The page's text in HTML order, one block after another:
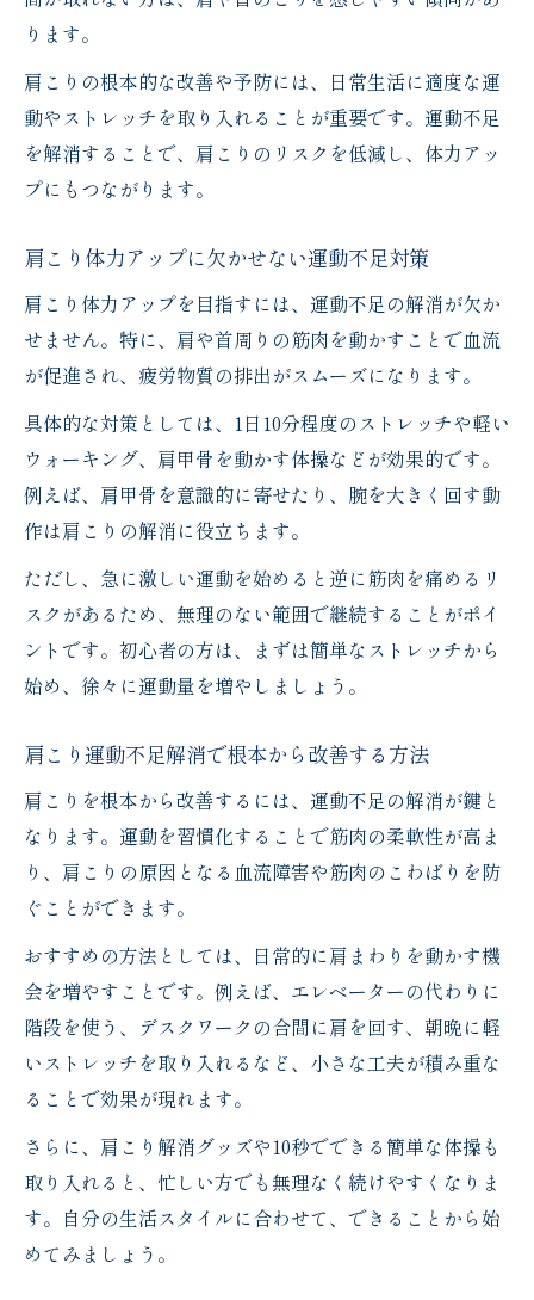
ります。
肩こりの根本的な改善や予防には、日常生活に適度な運
動やストレッチを取り入れることが重要です。運動不足
を解消することで、肩こりのリスクを低減し、体力アッ
プにもつながります。
肩こり体力アップに欠かせない運動不足対策
肩こり体力アップを目指すには、運動不足の解消が欠か
せません。特に、肩や首周りの筋肉を動かすことで血流
が促進され、疲労物質の排出がスムーズになります。
具体的な対策としては、1日10分程度のストレッチや軽い
ウォーキング、肩甲骨を動かす体操などが効果的です。
例えば、肩甲骨を意識的に寄せたり、腕を大きく回す動
作は肩こりの解消に役立ちます。
ただし、急に激しい運動を始めると逆に筋肉を痛めるリ
スクがあるため、無理のない範囲で継続することがポイ
ントです。初心者の方は、まずは簡単なストレッチから
始め、徐々に運動量を増やしましょう。
肩こり運動不足解消で根本から改善する方法
肩こりを根本から改善するには、運動不足の解消が鍵と
なります。運動を習慣化することで筋肉の柔軟性が高ま
り、肩こりの原因となる血流障害や筋肉のこわばりを防
ぐことができます。
おすすめの方法としては、日常的に肩まわりを動かす機
会を増やすことです。例えば、エレベーターの代わりに
階段を使う、デスクワークの合間に肩を回す、朝晩に軽
いストレッチを取り入れるなど、小さな工夫が積み重な
ることで効果が現れます。
さらに、肩こり解消グッズや10秒でできる簡単な体操も
取り入れると、忙しい方でも無理なく続けやすくなりま
す。自分の生活スタイルに合わせて、できることから始
めてみましょう。